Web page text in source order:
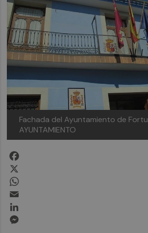
Fachada del Ayuntamiento de
AYUNTAMIENTO